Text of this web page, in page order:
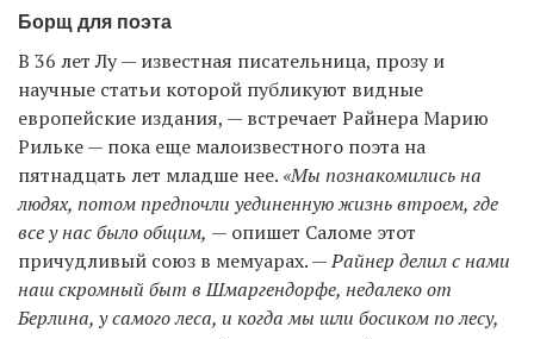
Борщ для поэта
В 36 лет Лу — известная писательница, прозу и
научные статьи которой публикуют видные
европейские издания, — встречает Райнера Марию
Рильке — пока еще малоизвестного поэта на
пятнадцать лет младше нее. «Мы познакомились на
людях, потом предпочли уединенную жизнь втроем, где
все у нас было общим, — опишет Саломе этот
причудливый союз в мемуарах. —Райнер делил с нами
наш скромный быт в Шмаргендорфе, недалеко от
Берлина, у самого леса, и когда мы шли босиком по лесу,